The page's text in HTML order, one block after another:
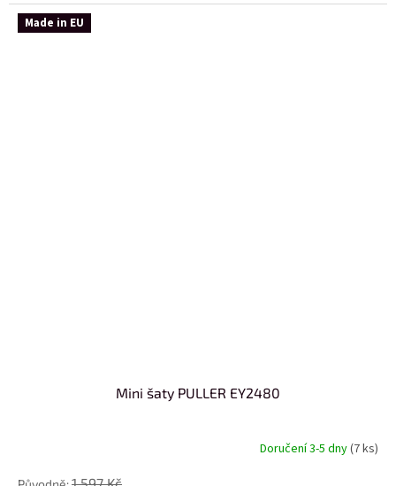
Made in EU
Mini šaty PULLER EY2480
Doručení 3-5 dny(7 ks)